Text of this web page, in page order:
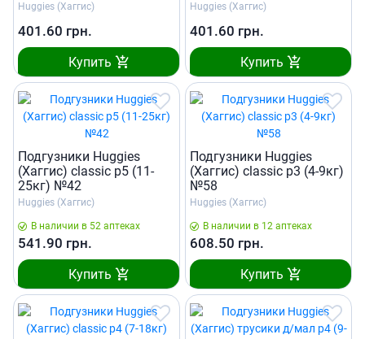
Huggies (Хаггис)
401.60 грн.
Купить
Huggies (Хаггис)
401.60 грн.
Купить
Подгузники Huggies
(Хаггис) classic р5 (11-
25кг) №42
Huggies (Хаггис)
В наличии в 52 аптеках
541.90 грн.
Купить
Подгузники Huggies
(Хаггис) classic р3 (4-9кг)
№58
Huggies (Хаггис)
В наличии в 12 аптеках
608.50 грн.
Купить